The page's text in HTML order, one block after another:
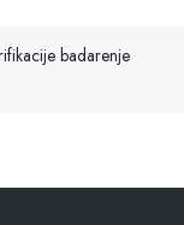
badarenje